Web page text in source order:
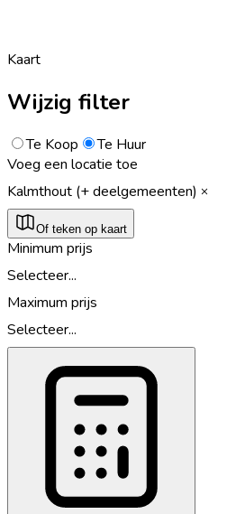
Kaart
Wijzig filter
Te Koop
Te Huur
Voeg een locatie toe
Kalmthout (+ deelgemeenten)
Of teken op kaart
Minimum prijs
Selecteer...
Maximum prijs
Selecteer...